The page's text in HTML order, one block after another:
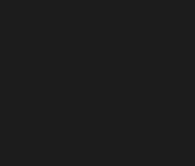
Το «Παράθυρο» είναι το
και στατικές, κριτικές